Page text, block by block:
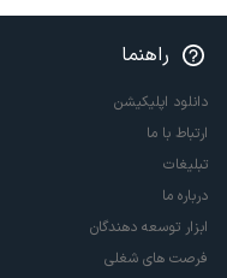
راهنما
دانلود اپلیکیشن
ارتباط با ما
تبلیغات
درباره ما
ابزار توسعه دهندگان
فرصت های شغلی